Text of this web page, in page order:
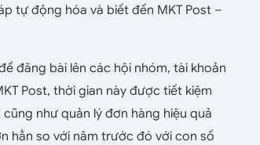
tự động hóa và biết đến MKT Post –
đăng bài lên các hội nhóm, tài khoản
Post, thời gian này được tiết kiệm
như quản lý đơn hàng hiệu quả
hẳn so với năm trước đó với con số